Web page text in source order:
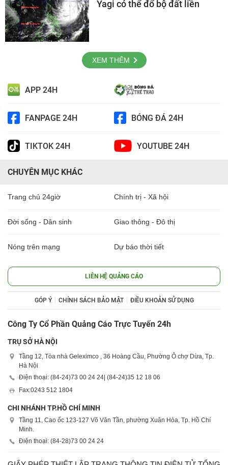
Yagi có thể đổ bộ đất liền
XEM THÊM
APP 24H
FANPAGE 24H BÓNG ĐÁ 24H
TIKTOK 24H YOUTUBE 24H
CHUYÊN MỤC KHÁC
Trang chủ 24giờ Chính trị - Xã hội
Đời sống - Dân sinh Giao thông - Đô thị
Nóng trên mạng Dự báo thời tiết
LIÊN HỆ QUẢNG CÁO
GÓP Ý CHÍNH SÁCH BẢO MẬT ĐIỀU KHOẢN SỬ DỤNG
Công Ty Cổ Phần Quảng Cáo Trực Tuyến 24h
TRỤ SỞ HÀ NỘI
Tầng 12, Tòa nhà Geleximco , 36 Hoàng Cầu, Phường Ô chợ Dừa, Tp.
Hà Nội
Điện thoại: (84-24)73 00 24 24 | (84-24)35 12 18 06
Fax:0243 512 1804
CHI NHÁNH TP.HỒ CHÍ MINH
Tầng 11, Cao ốc 123-127 Võ Văn Tần, phường Xuân Hòa, Tp. Hồ Chí
Minh.
Điện thoại: (84-28)73 00 24 24